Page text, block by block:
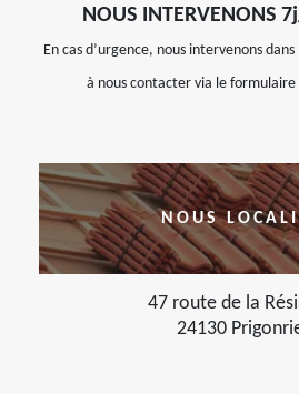
NOUS INTERVENONS
En cas d’urgence, nous intervenons
à nous contacter via le formulaire
NOUS
47 route de la
24130